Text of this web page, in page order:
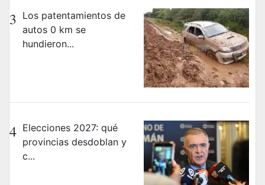
3 Los patentamientos de
autos 0 km se
hundieron...
4 Elecciones 2027: qué
provincias desdoblan y
c...